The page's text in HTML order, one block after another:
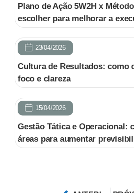
Plano de Ação 5W2H x
escolher para melhorar a
23/04/2026
Cultura de Resultados: como
foco e clareza
15/04/2026
Gestão Tática e Operacional:
áreas para aumentar